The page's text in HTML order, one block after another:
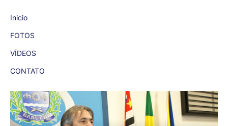
Inicio
FOTOS
VÍDEOS
CONTATO